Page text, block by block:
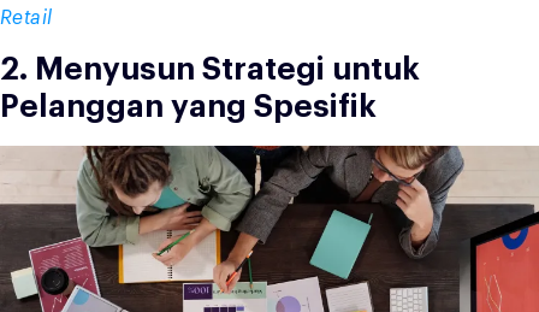
Retail
2. Menyusun Strategi untuk
Pelanggan yang Spesifik